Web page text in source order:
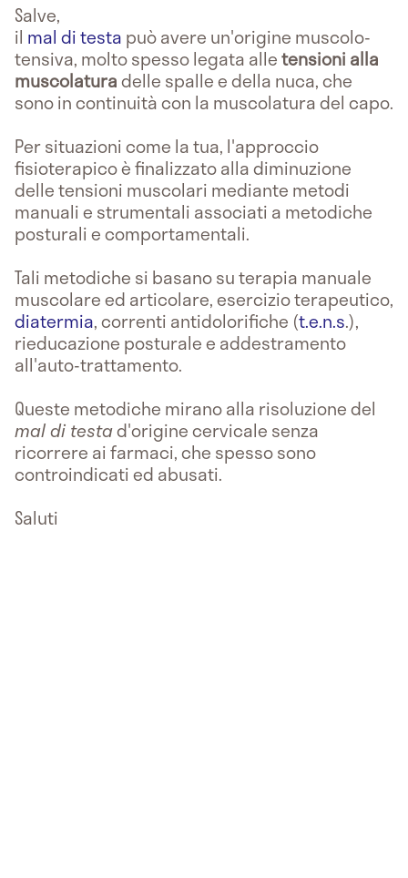
Salve,
il mal di testa può avere un'origine muscolo-
tensiva, molto spesso legata alletensioni alla
muscolaturadelle spalle e della nuca, che
sono in continuità con la muscolatura del capo.
Per situazioni come la tua, l'approccio
fisioterapico è finalizzato alla diminuzione
delle tensioni muscolari mediante metodi
manuali e strumentali associati a metodiche
posturali e comportamentali.
Tali metodiche si basano su terapia manuale
muscolare ed articolare, esercizio terapeutico,
diatermia, correnti antidolorifiche (t.e.n.s.),
rieducazione posturale e addestramento
all'auto-trattamento.
Queste metodiche mirano alla risoluzione del
mal di testad'origine cervicale senza
ricorrere ai farmaci, che spesso sono
controindicati ed abusati.
Saluti